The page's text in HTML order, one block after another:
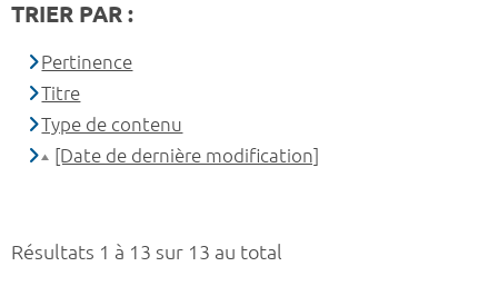
Résultats 1 à 13 sur 13 au total
TRIER PAR :
Pertinence
Titre
Type de contenu
[Date de dernière modification]